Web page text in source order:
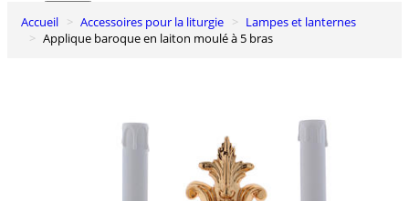
0
Panier
Accueil Accessoires pour la liturgie
Lampes et lanternes
Applique baroque en laiton moulé à 5 bras